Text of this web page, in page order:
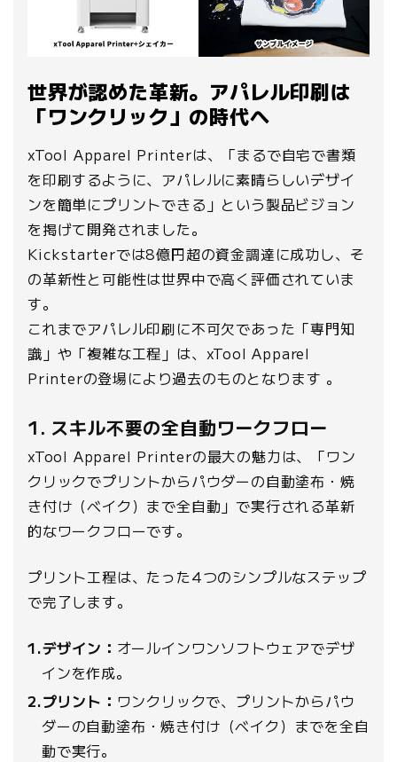
世界が認めた革新。アパレル印刷は
「ワンクリック」の時代へ
xTool Apparel Printerは、「まるで自宅で書類
を印刷するように、アパレルに素晴らしいデザイ
ンを簡単にプリントできる」という製品ビジョン
を掲げて開発されました。
Kickstarterでは8億円超の資金調達に成功し、そ
の革新性と可能性は世界中で高く評価されていま
す。
これまでアパレル印刷に不可欠であった「専門知
識」や「複雑な工程」は、xTool Apparel
Printerの登場により過去のものとなります 。
1. スキル不要の全自動ワークフロー
xTool Apparel Printerの最大の魅力は、「ワン
クリックでプリントからパウダーの自動塗布・焼
き付け（ベイク）まで全自動」で実行される革新
的なワークフローです。
プリント工程は、たった4つのシンプルなステップ
で完了します。
1.デザイン： オールインワンソフトウェアでデザ
インを作成。
2.プリント： ワンクリックで、プリントからパウ
ダーの自動塗布・焼き付け（ベイク）までを全自
動で実行。